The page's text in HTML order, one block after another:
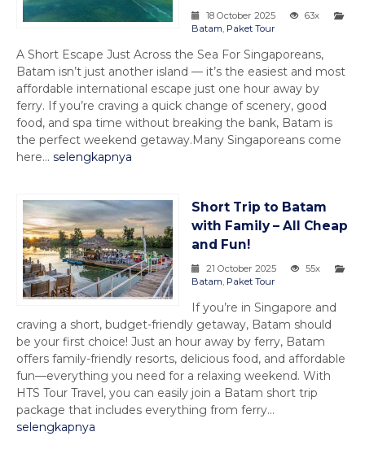
18 October 2025
63x
Batam Paket Tour
A Short Escape Just Across the Sea For Singaporeans,
Batam isn’t just another island — it’s the easiest and most
affordable international escape just one hour away by
ferry. If you’re craving a quick change of scenery, good
food, and spa time without breaking the bank, Batam is
the perfect weekend getaway.Many Singaporeans come
here... selengkapnya
Short Trip to Batam
with Family – All Cheap
and Fun!
21 October 2025
55x
Batam Paket Tour
If you’re in Singapore and
craving a short, budget-friendly getaway, Batam should
be your first choice! Just an hour away by ferry, Batam
offers family-friendly resorts, delicious food, and affordable
fun—everything you need for a relaxing weekend. With
HTS Tour Travel, you can easily join a Batam short trip
package that includes everything from ferry...
selengkapnya